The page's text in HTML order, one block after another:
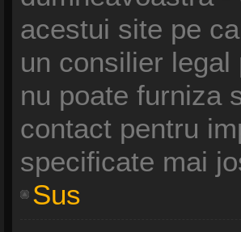
acestui site pe
un consilier
nu poate furniza
contact pentru
specificate mai
Sus